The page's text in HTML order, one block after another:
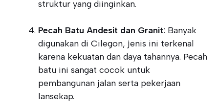
struktur yang diinginkan.
Pecah Batu Andesit dan Granit: Banyak
digunakan di Cilegon, jenis ini terkenal
karena kekuatan dan daya tahannya. Pecah
batu ini sangat cocok untuk
pembangunan jalan serta pekerjaan
lansekap.